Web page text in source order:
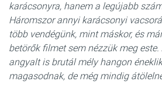
karácsonyra, hanem a legújabb
Háromszor annyi karácsonyi
több vendégünk, mint máskor, és
betörők filmet sem nézzük meg
angyalt is brutál mély hangon
magasodnak, de még mindig